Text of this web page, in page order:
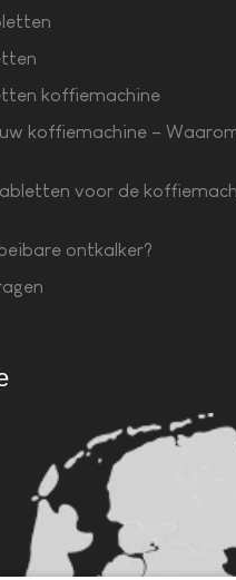
koffiemachine
koffiemachine –
voor de
ontkalker?